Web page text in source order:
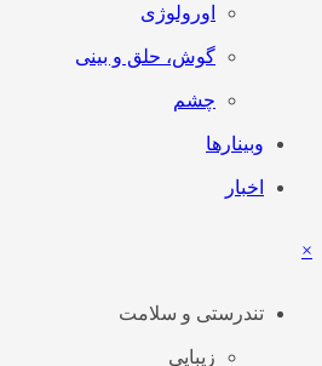
اورولوژی
گوش، حلق و بینی
چشم
وبینارها
اخبار
×
تندرستی و سلامت
زیبایی